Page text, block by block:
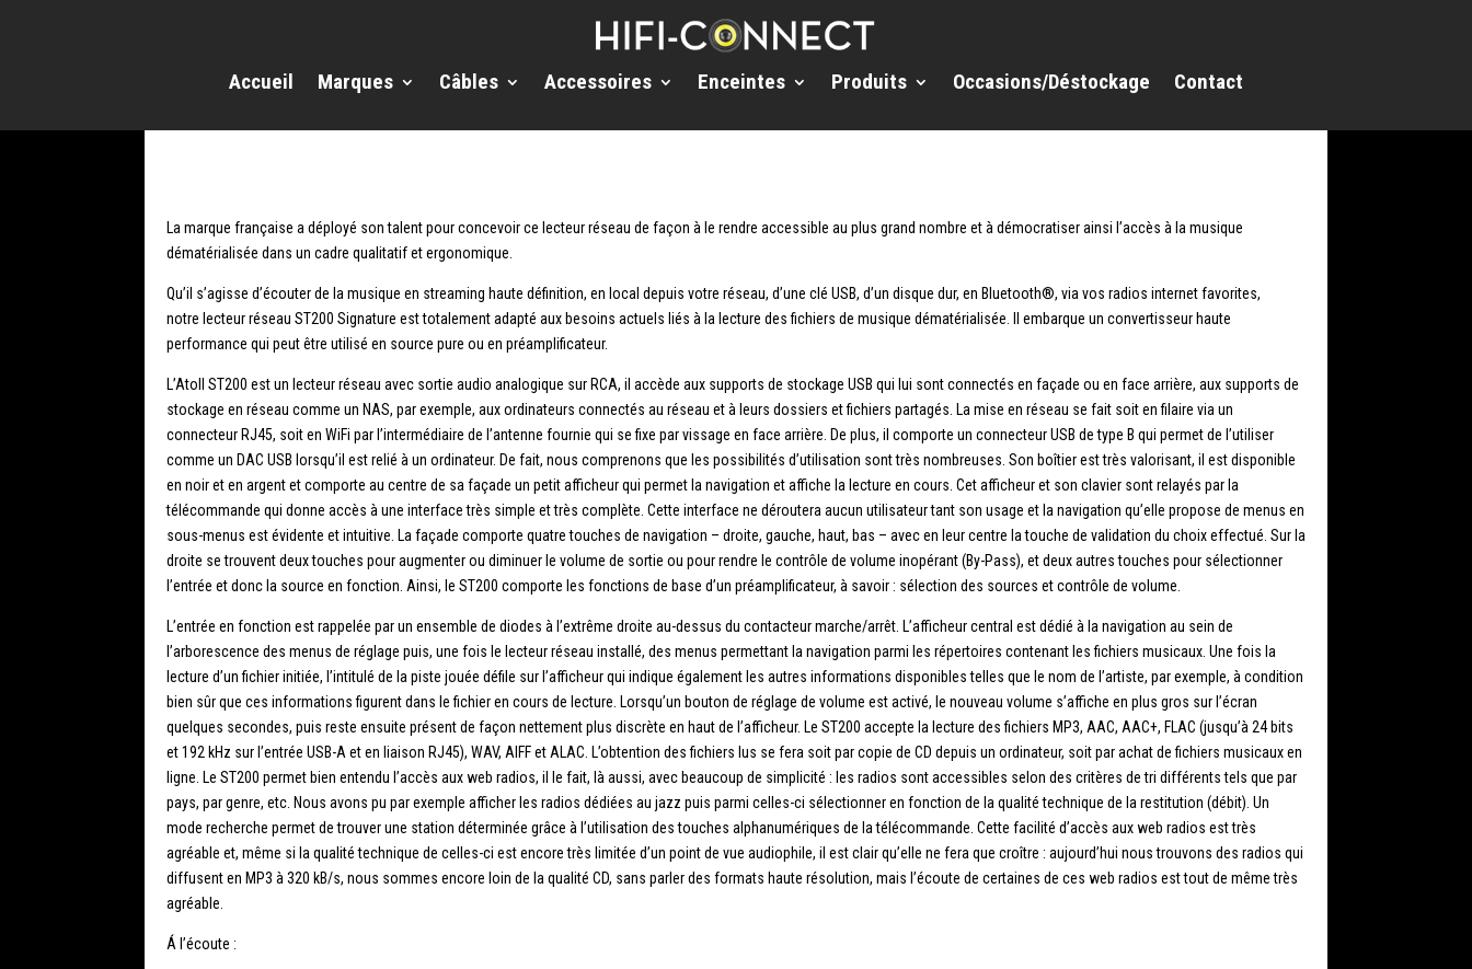
Accueil Marques Câbles Accessoires Enceintes Produits Occasions/Déstockage Contact
La marque française a déployé son talent pour concevoir ce lecteur réseau de façon à le rendre accessible au plus grand nombre et à démocratiser ainsi l’accès à la musique
dématérialisée dans un cadre qualitatif et ergonomique.
Qu’il s’agisse d’écouter de la musique en streaming haute définition, en local depuis votre réseau, d’une clé USB, d’un disque dur, en Bluetooth®, via vos radios internet favorites,
notre lecteur réseau ST200 Signature est totalement adapté aux besoins actuels liés à la lecture des fichiers de musique dématérialisée. Il embarque un convertisseur haute
performance qui peut être utilisé en source pure ou en préamplificateur.
L’Atoll ST200 est un lecteur réseau avec sortie audio analogique sur RCA, il accède aux supports de stockage USB qui lui sont connectés en façade ou en face arrière, aux supports de
stockage en réseau comme un NAS, par exemple, aux ordinateurs connectés au réseau et à leurs dossiers et fichiers partagés. La mise en réseau se fait soit en filaire via un
connecteur RJ45, soit en WiFi par l’intermédiaire de l’antenne fournie qui se fixe par vissage en face arrière. De plus, il comporte un connecteur USB de type B qui permet de l’utiliser
comme un DAC USB lorsqu’il est relié à un ordinateur. De fait, nous comprenons que les possibilités d’utilisation sont très nombreuses. Son boîtier est très valorisant, il est disponible
en noir et en argent et comporte au centre de sa façade un petit afficheur qui permet la navigation et affiche la lecture en cours. Cet afficheur et son clavier sont relayés par la
télécommande qui donne accès à une interface très simple et très complète. Cette interface ne déroutera aucun utilisateur tant son usage et la navigation qu’elle propose de menus en
sous-menus est évidente et intuitive. La façade comporte quatre touches de navigation – droite, gauche, haut, bas – avec en leur centre la touche de validation du choix effectué. Sur la
droite se trouvent deux touches pour augmenter ou diminuer le volume de sortie ou pour rendre le contrôle de volume inopérant (By-Pass), et deux autres touches pour sélectionner
l’entrée et donc la source en fonction. Ainsi, le ST200 comporte les fonctions de base d’un préamplificateur, à savoir : sélection des sources et contrôle de volume.
L’entrée en fonction est rappelée par un ensemble de diodes à l’extrême droite au-dessus du contacteur marche/arrêt. L’afficheur central est dédié à la navigation au sein de
l’arborescence des menus de réglage puis, une fois le lecteur réseau installé, des menus permettant la navigation parmi les répertoires contenant les fichiers musicaux. Une fois la
lecture d’un fichier initiée, l’intitulé de la piste jouée défile sur l’afficheur qui indique également les autres informations disponibles telles que le nom de l’artiste, par exemple, à condition
bien sûr que ces informations figurent dans le fichier en cours de lecture. Lorsqu’un bouton de réglage de volume est activé, le nouveau volume s’affiche en plus gros sur l’écran
quelques secondes, puis reste ensuite présent de façon nettement plus discrète en haut de l’afficheur. Le ST200 accepte la lecture des fichiers MP3, AAC, AAC+, FLAC (jusqu’à 24 bits
et 192 kHz sur l’entrée USB-A et en liaison RJ45), WAV, AIFF et ALAC. L’obtention des fichiers lus se fera soit par copie de CD depuis un ordinateur, soit par achat de fichiers musicaux en
ligne. Le ST200 permet bien entendu l’accès aux web radios, il le fait, là aussi, avec beaucoup de simplicité : les radios sont accessibles selon des critères de tri différents tels que par
pays, par genre, etc. Nous avons pu par exemple afficher les radios dédiées au jazz puis parmi celles-ci sélectionner en fonction de la qualité technique de la restitution (débit). Un
mode recherche permet de trouver une station déterminée grâce à l’utilisation des touches alphanumériques de la télécommande. Cette facilité d’accès aux web radios est très
agréable et, même si la qualité technique de celles-ci est encore très limitée d’un point de vue audiophile, il est clair qu’elle ne fera que croître : aujourd’hui nous trouvons des radios qui
diffusent en MP3 à 320 kB/s, nous sommes encore loin de la qualité CD, sans parler des formats haute résolution, mais l’écoute de certaines de ces web radios est tout de même très
agréable.
Á l’écoute :